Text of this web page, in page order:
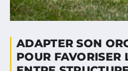
ADAPTER SON
POUR FAVORISER